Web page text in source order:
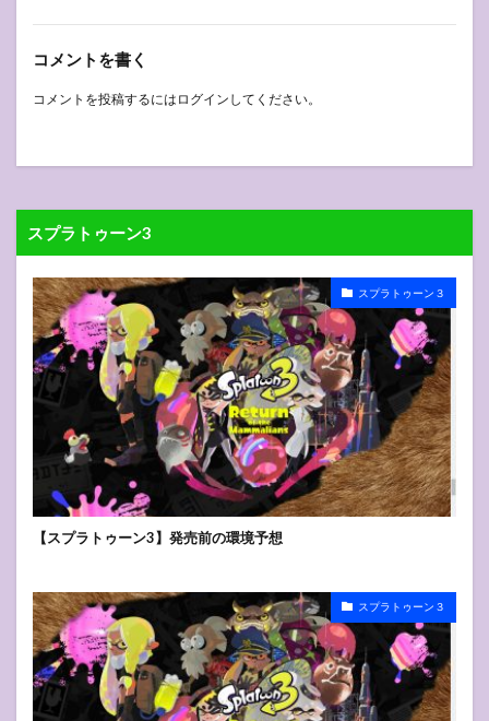
コメントを書く
コメントを投稿するには ログイン してください。
スプラトゥーン3
スプラトゥーン３
【スプラトゥーン3】発売前の環境予想
スプラトゥーン３